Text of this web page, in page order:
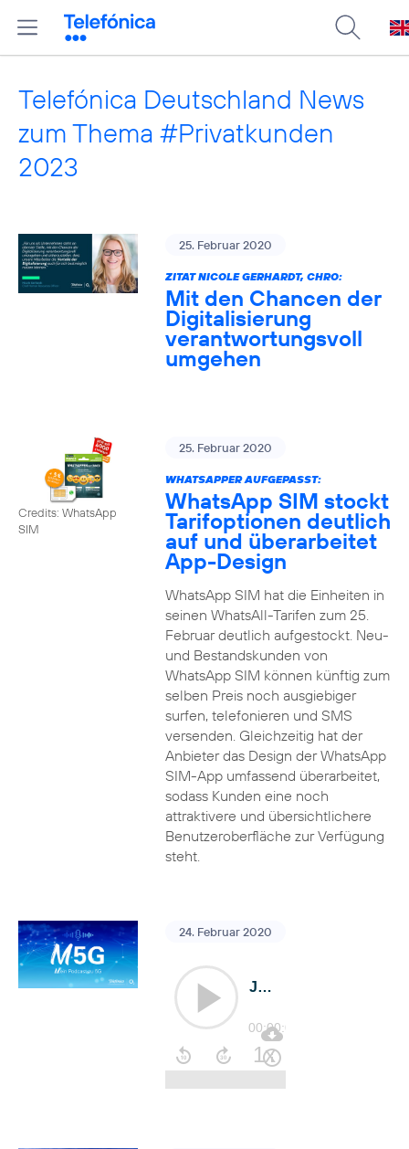
Telefónica Deutschland News
zum Thema #Privatkunden
2023
25. Februar 2020
ZITAT NICOLE GERHARDT, CHRO:
Mit den Chancen der
Digitalisierung
verantwortungsvoll
umgehen
Credits: WhatsApp
SIM
25. Februar 2020
WHATSAPPER AUFGEPASST:
WhatsApp SIM stockt
Tarifoptionen deutlich
auf und überarbeitet
App-Design
WhatsApp SIM hat die Einheiten in
seinen WhatsAll-Tarifen zum 25.
Februar deutlich aufgestockt. Neu-
und Bestandskunden von
WhatsApp SIM können künftig zum
selben Preis noch ausgiebiger
surfen, telefonieren und SMS
versenden. Gleichzeitig hat der
Anbieter das Design der WhatsApp
SIM-App umfassend überarbeitet,
sodass Kunden eine noch
attraktivere und übersichtlichere
Benutzeroberfläche zur Verfügung
steht.
24. Februar 2020